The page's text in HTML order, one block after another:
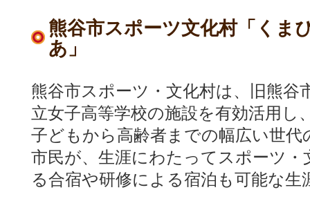
熊谷市スポーツ文化村「くま
あ」
熊谷市スポーツ・文化村は、旧熊谷
立女子高等学校の施設を有効活用し
子どもから高齢者までの幅広い世代
市民が、生涯にわたってスポーツ
る合宿や研修による宿泊も可能な